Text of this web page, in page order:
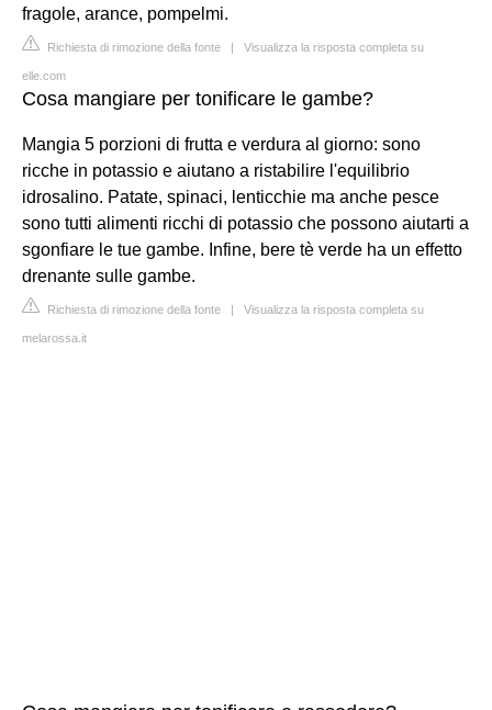
fragole, arance, pompelmi.
Richiesta di rimozione della fonte | Visualizza la risposta completa su
elle.com
Cosa mangiare per tonificare le gambe?
Mangia 5 porzioni di frutta e verdura al giorno: sono
ricche in potassio e aiutano a ristabilire l'equilibrio
idrosalino. Patate, spinaci, lenticchie ma anche pesce
sono tutti alimenti ricchi di potassio che possono aiutarti a
sgonfiare le tue gambe. Infine, bere tè verde ha un effetto
drenante sulle gambe.
Richiesta di rimozione della fonte | Visualizza la risposta completa su
melarossa.it